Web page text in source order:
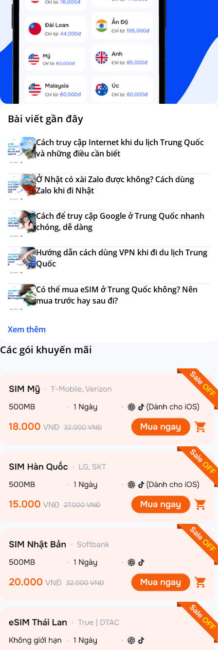
Bài viết gần đây
Cách truy cập Internet khi du lịch Trung Quốc
và những điều cần biết
Ở Nhật có xài Zalo được không? Cách dùng
Zalo khi đi Nhật
Cách để truy cập Google ở Trung Quốc nhanh
chóng, dễ dàng
Hướng dẫn cách dùng VPN khi đi du lịch Trung
Quốc
Có thể mua eSIM ở Trung Quốc không? Nên
mua trước hay sau đi?
Xem thêm
Các gói khuyến mãi